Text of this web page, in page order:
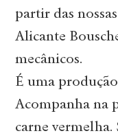
partir das
Alicante
mecânicos.
É uma
Acompanha na
carne